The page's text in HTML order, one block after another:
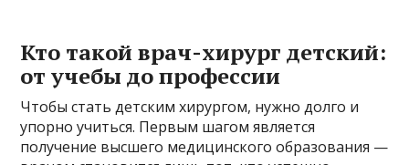
Кто такой врач-хирург детский:
от учебы до профессии
Чтобы стать детским хирургом, нужно долго и
упорно учиться. Первым шагом является
получение высшего медицинского образования —